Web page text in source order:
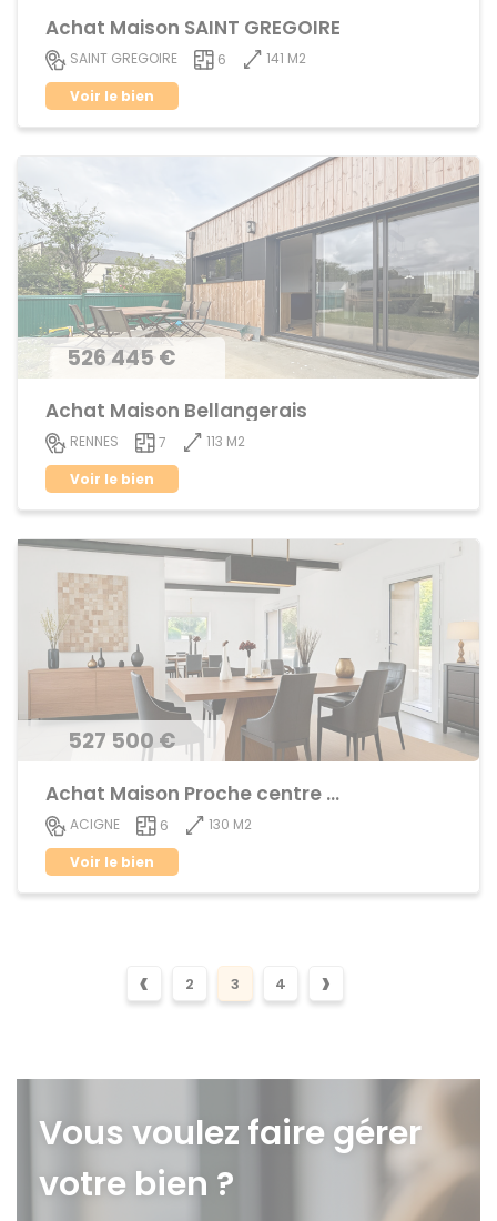
Achat Maison SAINT GREGOIRE
SAINT GREGOIRE 6
141 M2
Voir le bien
526 445 €
Achat Maison Bellangerais
RENNES 7
113 M2
Voir le bien
527 500 €
Achat Maison Proche centre ville
ACIGNE 6
130 M2
Voir le bien
‹ 2 3 4 ›
Vous voulez faire gérer
votre bien ?